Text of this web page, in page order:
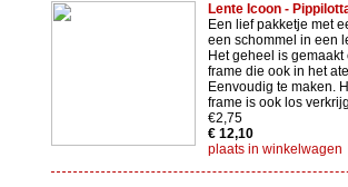
Lente Icoon -
Een lief pakketje met
een schommel in een
Het geheel is
frame die ook in het
Eenvoudig te maken.
frame is ook los
€2,75
€ 12,10
plaats in winkelwagen